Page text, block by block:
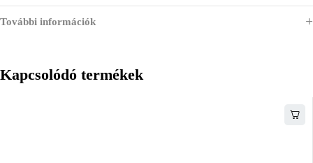
További információk
Kapcsolódó termékek